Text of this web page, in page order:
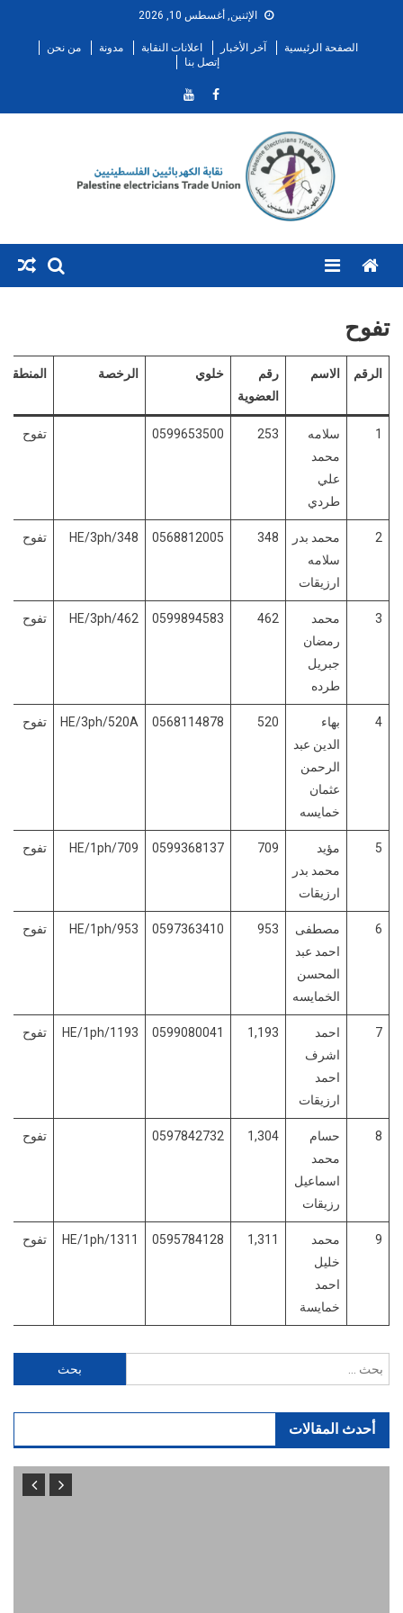
الإثنين, أغسطس 10, 2026
الصفحة الرئيسية آخر الأخبار اعلانات النقابة مدونة
من نحن
إتصل بنا
Menu
تفوح
الرقم الاسم
رقم
العضوية
خلوي الرخصة المنطقة
1
سلامه
محمد
علي
طردي
253
0599653500 تفوح
2
محمد بدر
سلامه
ارزيقات
348
0568812005
HE/3ph/348 تفوح
3
محمد
رمضان
جبريل
طرده
462
0599894583
HE/3ph/462 تفوح
4
بهاء
الدين عبد
الرحمن
عثمان
خمايسه
520
0568114878
HE/3ph/520A تفوح
5
مؤيد
محمد بدر
ارزيقات
709
0599368137
HE/1ph/709 تفوح
6
مصطفى
احمد عبد
المحسن
الخمايسه
953
0597363410
HE/1ph/953 تفوح
7
احمد
اشرف
احمد
ارزيقات
1,193
0599080041
HE/1ph/1193 تفوح
8
حسام
محمد
اسماعيل
رزيقات
1,304
0597842732 تفوح
9
محمد
خليل
احمد
خمايسة
1,311
0595784128
HE/1ph/1311 تفوح
عن:
أحدث المقالات